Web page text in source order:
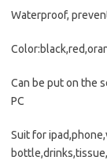
Waterproof,
Can be put on the
PC
Suit for